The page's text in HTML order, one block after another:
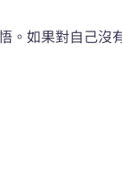
如果對自己沒